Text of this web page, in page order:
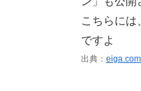
こちらには
ですよ
出典： eiga.com